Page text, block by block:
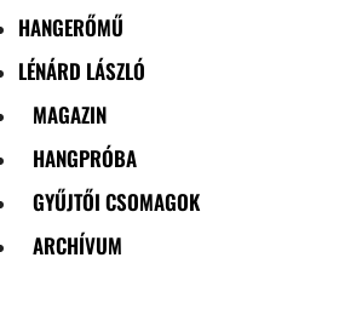
HANGERŐMŰ
LÉNÁRD LÁSZLÓ
MAGAZIN
HANGPRÓBA
GYŰJTŐI CSOMAGOK
ARCHÍVUM